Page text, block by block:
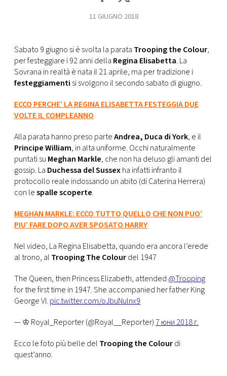
11 GIUGNO 2018
Sabato 9 giugno si è svolta la parata Trooping the Colour,
per festeggiare i 92 anni della Regina Elisabetta. La
Sovrana in realtà è nata il 21 aprile, ma per tradizione i
festeggiamenti si svolgono il secondo sabato di giugno.
ECCO PERCHE’ LA REGINA ELISABETTA FESTEGGIA DUE
VOLTE IL COMPLEANNO
Alla parata hanno preso parteAndrea, Duca di York, e il
Principe William, in alta uniforme. Occhi naturalmente
puntati su Meghan Markle, che non ha deluso gli amanti del
gossip. La Duchessa del Sussexha infatti infranto il
protocollo reale indossando un abito (di Caterina Herrera)
con lespalle scoperte.
MEGHAN MARKLE: ECCO TUTTO QUELLO CHE NON PUO’
PIU’ FARE DOPO AVER SPOSATO HARRY
Nel video, La Regina Elisabetta, quando era ancora l’erede
al trono, al Trooping The Colourdel 1947
The Queen, then Princess Elizabeth, attended @Trooping
for the first time in 1947. She accompanied her father King
George VI. pic.twitter.com/oJbuNulnx9
— ♔ Royal_Reporter (@Royal__Reporter)7 юни 2018 г.
Ecco le foto più belle del Trooping the Colourdi
quest’anno.